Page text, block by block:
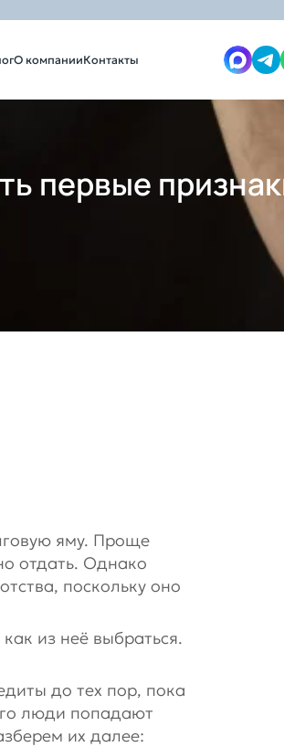
О компанииКонтакты
банкротства
первые
яму. Проще
отдать. Однако
поскольку оно
из неё выбраться.
до тех пор, пока
люди попадают
их далее: